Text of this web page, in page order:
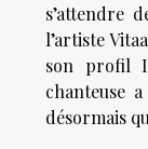
s’attendre
l’artiste
son profil
chanteuse
désormais